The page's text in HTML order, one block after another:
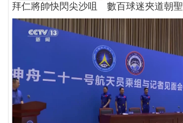
拜仁將帥快閃尖沙咀 數百球迷夾道朝聖